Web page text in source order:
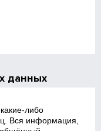
данных
Вся информация,